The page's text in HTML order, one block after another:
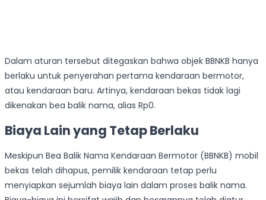
Dalam aturan tersebut ditegaskan bahwa objek BBNKB hanya
berlaku untuk penyerahan pertama kendaraan bermotor,
atau kendaraan baru. Artinya, kendaraan bekas tidak lagi
dikenakan bea balik nama, alias Rp0.
Biaya Lain yang Tetap Berlaku
Meskipun Bea Balik Nama Kendaraan Bermotor (BBNKB) mobil
bekas telah dihapus, pemilik kendaraan tetap perlu
menyiapkan sejumlah biaya lain dalam proses balik nama.